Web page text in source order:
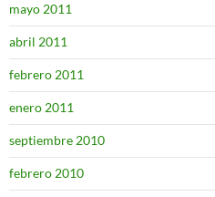
mayo 2011
abril 2011
febrero 2011
enero 2011
septiembre 2010
febrero 2010